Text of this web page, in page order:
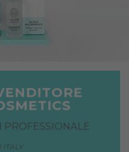
PROFESSIONALE
ITALY